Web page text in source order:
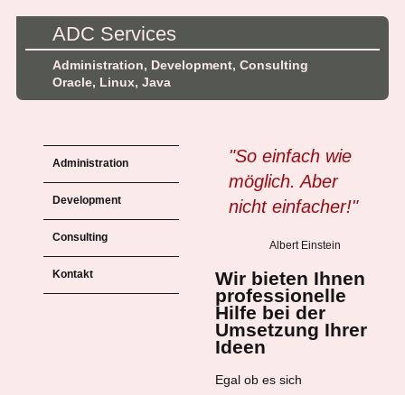
ADC Services
Administration, Development, Consulting
Oracle, Linux, Java
Administration
Development
Consulting
Kontakt
"So einfach wie
möglich. Aber
nicht einfacher!"
Albert Einstein
Wir bieten Ihnen
professionelle
Hilfe bei der
Umsetzung Ihrer
Ideen
Egal ob es sich